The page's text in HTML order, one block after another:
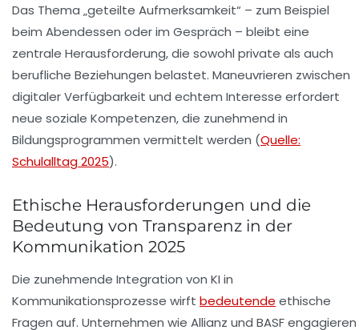
Das Thema „geteilte Aufmerksamkeit“ – zum Beispiel
beim Abendessen oder im Gespräch – bleibt eine
zentrale Herausforderung, die sowohl private als auch
berufliche Beziehungen belastet. Maneuvrieren zwischen
digitaler Verfügbarkeit und echtem Interesse erfordert
neue soziale Kompetenzen, die zunehmend in
Bildungsprogrammen vermittelt werden (Quelle:
Schulalltag 2025).
Ethische Herausforderungen und die
Bedeutung von Transparenz in der
Kommunikation 2025
Die zunehmende Integration von KI in
Kommunikationsprozesse wirft bedeutende ethische
Fragen auf. Unternehmen wie Allianz und BASFengagieren